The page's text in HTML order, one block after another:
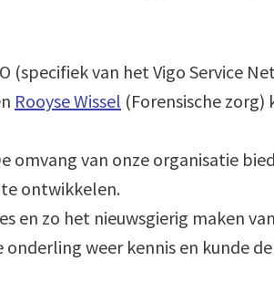
(specifiek van het Vigo Service
Rooyse Wissel (Forensische
omvang van onze organisatie
ontwikkelen.
en zo het nieuwsgierig maken
weer kennis en kunde